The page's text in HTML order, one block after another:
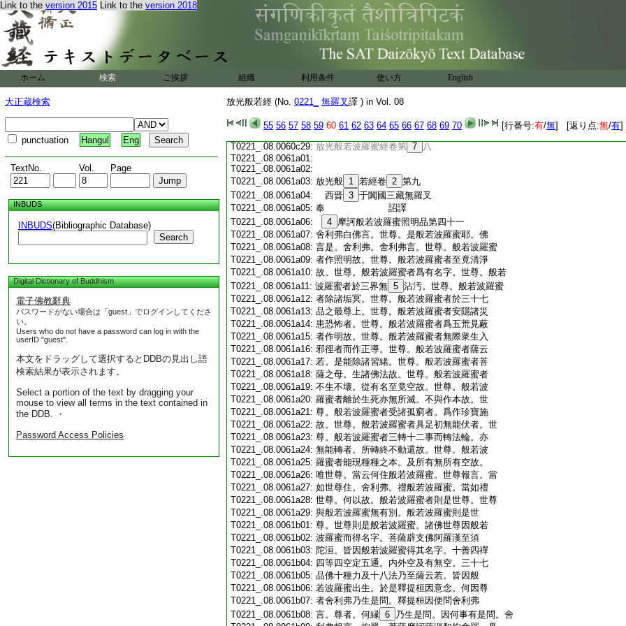
Link to the version 2015 Link to the version 2018
ホーム 検索 ご挨拶 組織 利用条件 使い方 English
大正蔵検索
punctuation Hangul Eng
TextNo. Vol. Page
INBUDS
INBUDS(Bibliographic Database)
Search
Digital Dictionary of Buddhism
電子佛教辭典
パスワードがない場合は「guest」でログインしてくださ
い。
Users who do not have a password can log in with the
userID "guest".
本文をドラッグして選択するとDDBの見出し語
検索結果が表示されます。
Select a portion of the text by dragging your
mouse to view all terms in the text contained in
the DDB. ・
Password Access Policies
放光般若經 (No. 0221_ 無羅叉譯 ) in Vol. 08
55 56 57 58 59 60 61 62 63 64 65 66 67 68 69 70 [行番号:有/無] [返り点:無/有]
T0221_.08.0060c18:菩薩道者。盡其形壽供養十方恒邊沙佛及
T0221_.08.0060c19:衆弟子。隨其所安飯食衣被床臥醫藥。盡諸
T0221_.08.0060c20:佛形壽。般泥洹已後晝夜奉事舍利。幢幡花
T0221_.08.0060c21:蓋伎樂以爲供養。常念行六波羅蜜而有所
倚。復有善男子善女人。欲成阿耨多羅三耶
三菩。行六波羅蜜漚惒拘舍羅而無 6 所倚。持
T0221_.08.0060c24:是功徳無所希望於阿耨多羅三耶三菩。比
T0221_.08.0060c25:
其善本功徳。百倍千倍巨億萬倍。不及是代
T0221_.08.0060c26:歡喜福徳最尊最上。須菩提。菩薩摩訶薩行
T0221_.08.0060c27:六波羅蜜。以漚惒拘舍羅無所倚功徳。爲阿
T0221_.08.0060c28:耨多羅三耶三菩而無所倚
T0221_.08.0060c29: 放光般若波羅蜜經卷第 7
八
T0221_.08.0061a01:
T0221_.08.0061a02:
T0221_.08.0061a03: 放光般 1 若經卷 2 第九
T0221_.08.0061a04:
西晋 3 于闐國三藏無羅叉
T0221_.08.0061a05: 奉 詔譯
T0221_.08.0061a06:
4 摩訶般若波羅蜜照明品第四十一
T0221_.08.0061a07: 舍利弗白佛言。世尊。是般若波羅蜜耶。佛
T0221_.08.0061a08: 言是。舍利弗。舍利弗言。世尊。般若波羅蜜
T0221_.08.0061a09: 者作照明故。世尊。般若波羅蜜者至竟清淨
T0221_.08.0061a10: 故。世尊。般若波羅蜜者爲有名字。世尊。般若
T0221_.08.0061a11: 波羅蜜者於三界無 5 沾汚。世尊。般若波羅蜜
T0221_.08.0061a12: 者除諸垢冥。世尊。般若波羅蜜者於三十七
T0221_.08.0061a13: 品之最尊上。世尊。般若波羅蜜者安隱諸災
T0221_.08.0061a14: 患恐怖者。世尊。般若波羅蜜者爲五荒見蔽
T0221_.08.0061a15: 者作明故。世尊。般若波羅蜜者無際衆生入
T0221_.08.0061a16: 邪徑者而作正導。世尊。般若波羅蜜者薩云
T0221_.08.0061a17: 若。是能除諸習緒。世尊。般若波羅蜜者菩
T0221_.08.0061a18: 薩之母。生諸佛法故。世尊。般若波羅蜜者
T0221_.08.0061a19: 不生不壞。從有名至竟空故。世尊。般若波
T0221_.08.0061a20: 羅蜜者離於生死亦無所滅。不與作本故。世
T0221_.08.0061a21: 尊。般若波羅蜜者受諸孤窮者。爲作珍寶施
T0221_.08.0061a22: 故。世尊。般若波羅蜜者具足初無能伏者。世
T0221_.08.0061a23: 尊。般若波羅蜜者三轉十二事而轉法輪。亦
T0221_.08.0061a24: 無能轉者。所轉終不動還故。世尊。般若波
T0221_.08.0061a25: 羅蜜者能現種種之本。及所有無所有空故。
T0221_.08.0061a26: 唯世尊。當云何住般若波羅蜜。世尊報言。當
T0221_.08.0061a27: 如世尊住。舍利弗。禮般若波羅蜜。當如禮
T0221_.08.0061a28: 世尊。何以故。般若波羅蜜者則是世尊。世尊
T0221_.08.0061a29: 與般若波羅蜜無有別。般若波羅蜜則是世
T0221_.08.0061b01: 尊。世尊則是般若波羅蜜。諸佛世尊因般若
T0221_.08.0061b02: 波羅蜜而得名字。菩薩辟支佛阿羅漢至須
T0221_.08.0061b03: 陀洹。皆因般若波羅蜜得其名字。十善四禪
T0221_.08.0061b04: 四等四空定五通。内外空及有無空。三十七
T0221_.08.0061b05: 品佛十種力及十八法乃至薩云若。皆因般
T0221_.08.0061b06: 若波羅蜜出生。於是釋提桓因意念。何因尊
T0221_.08.0061b07: 者舍利弗乃生是問。釋提桓因便問舍利弗
T0221_.08.0061b08: 言。尊者。何縁 6
乃生是問。因何事有是問。舍